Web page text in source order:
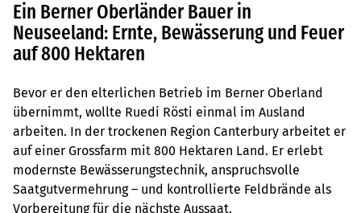
Ein Berner Oberländer Bauer in
Neuseeland: Ernte, Bewässerung und Feuer
auf 800 Hektaren
Bevor er den elterlichen Betrieb im Berner Oberland
übernimmt, wollte Ruedi Rösti einmal im Ausland
arbeiten. In der trockenen Region Canterbury arbeitet er
auf einer Grossfarm mit 800 Hektaren Land. Er erlebt
modernste Bewässerungstechnik, anspruchsvolle
Saatgutvermehrung – und kontrollierte Feldbrände als
Vorbereitung für die nächste Aussaat.